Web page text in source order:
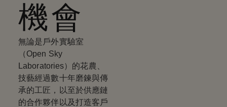
機會
無論是戶外實驗室
（Open Sky
Laboratories）的花農、
技藝經過數十年磨鍊與傳
承的工匠，以至於供應鏈
的合作夥伴以及打造客戶